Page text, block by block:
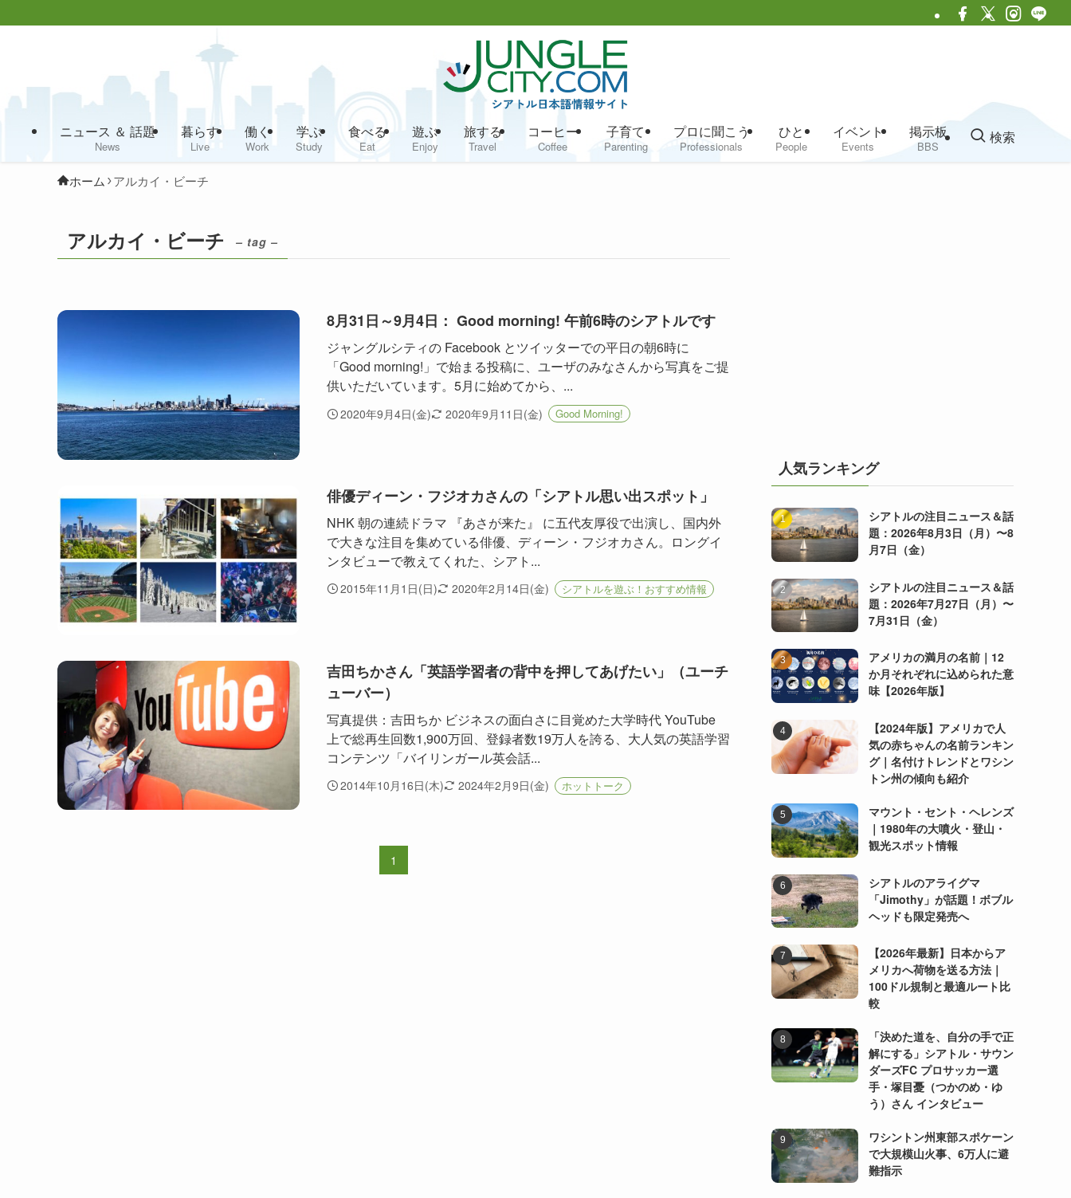
ニュース ＆ 話題
News
暮らす
Live
働く
Work
学ぶ
Study
食べる
Eat
遊ぶ
Enjoy
旅する
Travel
コーヒー
Coffee
子育て
Parenting
プロに聞こう
Professionals
ひと
People
イベント
Events
掲示板
BBS
検索
ホーム アルカイ・ビーチ
アルカイ・ビーチ – tag –
8月31日～9月4日： Good morning! 午前6時のシアトルです
ジャングルシティの Facebook とツイッターでの平日の朝6時に
「Good morning!」で始まる投稿に、ユーザのみなさんから写真をご提
供いただいています。5月に始めてから、...
2020年9月4日(金) 2020年9月11日(金) Good Morning!
俳優ディーン・フジオカさんの「シアトル思い出スポット」
NHK 朝の連続ドラマ 『あさが来た』 に五代友厚役で出演し、国内外
で大きな注目を集めている俳優、ディーン・フジオカさん。ロングイ
ンタビューで教えてくれた、シアト...
2015年11月1日(日) 2020年2月14日(金) シアトルを遊ぶ！おすすめ情報
吉田ちかさん「英語学習者の背中を押してあげたい」（ユーチ
ューバー）
写真提供：吉田ちか ビジネスの面白さに目覚めた大学時代 YouTube
上で総再生回数1,900万回、登録者数19万人を誇る、大人気の英語学習
コンテンツ「バイリンガール英会話...
2014年10月16日(木) 2024年2月9日(金) ホットトーク
1
人気ランキング
シアトルの注目ニュース＆話
題：2026年8月3日（月）〜8
月7日（金）
シアトルの注目ニュース＆話
題：2026年7月27日（月）〜
7月31日（金）
アメリカの満月の名前｜12
か月それぞれに込められた意
味【2026年版】
【2024年版】アメリカで人
気の赤ちゃんの名前ランキン
グ｜名付けトレンドとワシン
トン州の傾向も紹介
マウント・セント・ヘレンズ
｜1980年の大噴火・登山・
観光スポット情報
シアトルのアライグマ
「Jimothy」が話題！ボブル
ヘッドも限定発売へ
【2026年最新】日本からア
メリカへ荷物を送る方法｜
100ドル規制と最適ルート比
較
「決めた道を、自分の手で正
解にする」シアトル・サウン
ダーズFC プロサッカー選
手・塚目憂（つかのめ・ゆ
う）さん インタビュー
ワシントン州東部スポケーン
で大規模山火事、6万人に避
難指示